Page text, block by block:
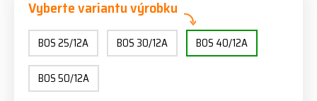
Vyberte variantu výrobku
BOS 25/12A BOS 30/12A BOS 40/12A
BOS 50/12A